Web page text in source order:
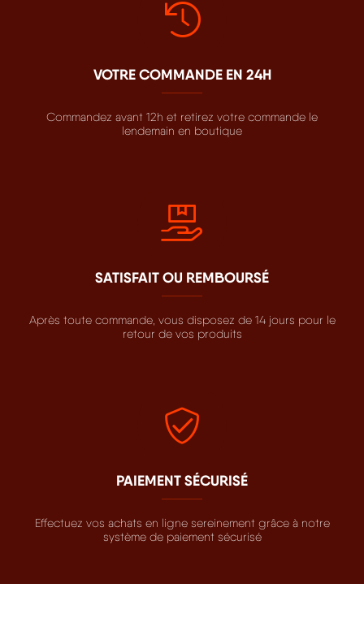
VOTRE COMMANDE EN 24H
Commandez avant 12h et retirez votre commande le
lendemain en boutique
SATISFAIT OU REMBOURSÉ
Après toute commande, vous disposez de 14 jours pour le
retour de vos produits
PAIEMENT SÉCURISÉ
Effectuez vos achats en ligne sereinement grâce à notre
système de paiement sécurisé